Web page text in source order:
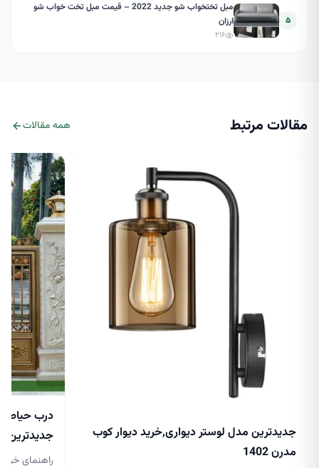
۵
مبل تختخواب شو جدید 2022 – قیمت مبل تخت خواب شو
ارزان
۲۱۶
مقالات مرتبط همه مقالات
جدیدترین مدل لوستر دیواری,خرید دیوار کوب
مدرن 1402
درب حیاط
جدیدترین
راهنمای